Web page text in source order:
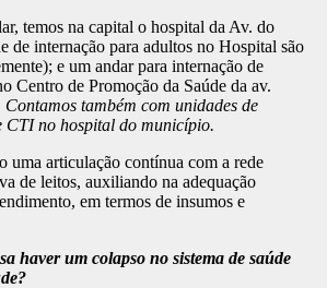
temos na capital o hospital da Av. do
de internação para adultos no Hospital são
e um andar para internação de
Centro de Promoção da Saúde da av.
também com unidades de
CTI no hospital do município.
uma articulação contínua com a rede
de leitos, auxiliando na adequação
em termos de insumos e
haver um colapso no sistema de saúde